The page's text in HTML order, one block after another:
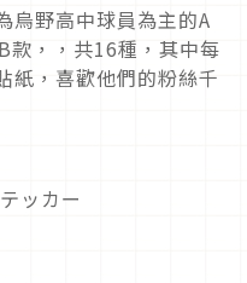
烏野高中球員為主的A
款，，共16種，其中每
紙，喜歡他們的粉絲千
ッカー